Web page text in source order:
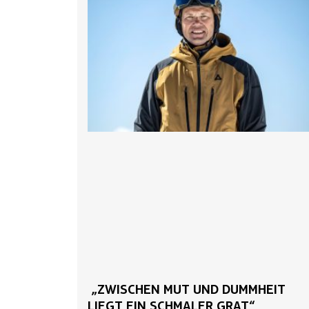
„ZWISCHEN MUT UND DUMMHEIT